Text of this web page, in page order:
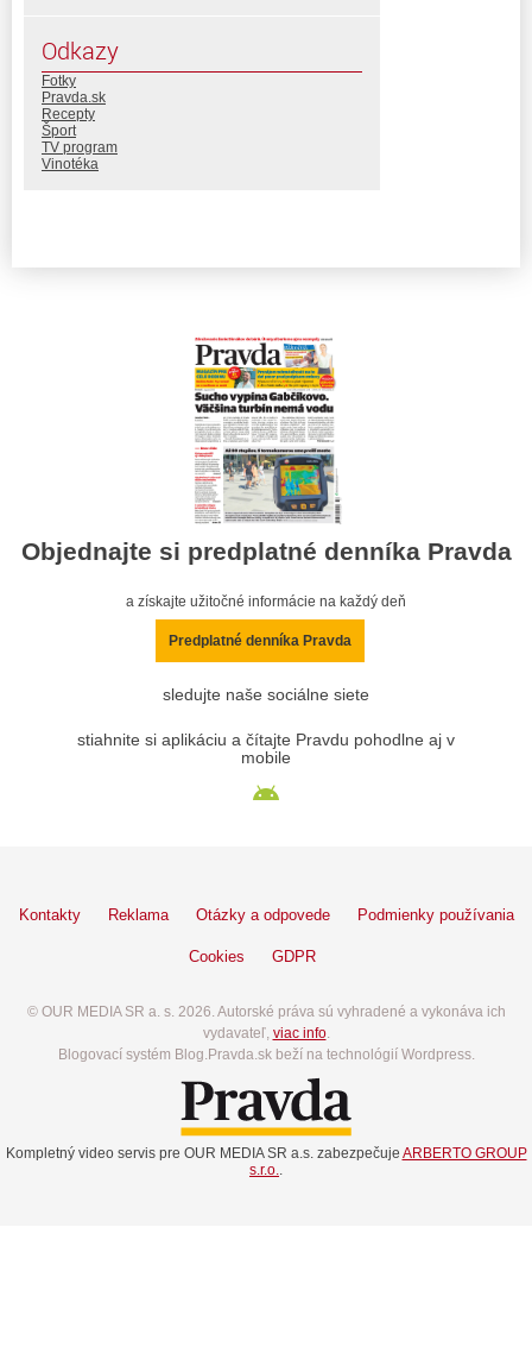
Odkazy
Fotky
Pravda.sk
Recepty
Šport
TV program
Vinotéka
Objednajte si predplatné denníka Pravda
a získajte užitočné informácie na každý deň
Predplatné denníka Pravda
sledujte naše sociálne siete
stiahnite si aplikáciu a čítajte Pravdu pohodlne aj v
mobile
Kontakty Reklama Otázky a odpovede Podmienky používania
Cookies GDPR
© OUR MEDIA SR a. s. 2026. Autorské práva sú vyhradené a vykonáva ich
vydavateľ, viac info.
Blogovací systém Blog.Pravda.sk beží na technológií Wordpress.
Kompletný video servis pre OUR MEDIA SR a.s. zabezpečuje ARBERTO GROUP
s.r.o.